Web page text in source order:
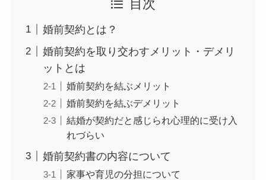
目次
婚前契約とは？
婚前契約を取り交わすメリット・デメリ
ットとは
婚前契約を結ぶメリット
婚前契約を結ぶデメリット
結婚が契約だと感じられ心理的に受け入
れづらい
婚前契約書の内容について
家事や育児の分担について